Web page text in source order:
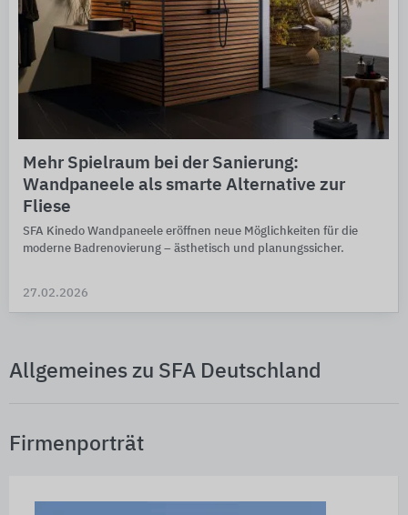
Mehr Spielraum bei der Sanierung:
Wandpaneele als smarte Alternative zur
Fliese
SFA Kinedo Wand­paneele eröffnen neue Mög­lich­keiten für die
moderne Bad­reno­vie­rung – ästhe­tisch und planungs­sicher.
27.02.2026
Allgemeines zu SFA Deutschland
Firmenporträt